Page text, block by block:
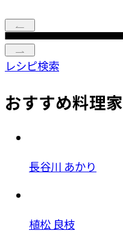
レシピ検索
おすすめ料理家
長谷川 あかり
植松 良枝